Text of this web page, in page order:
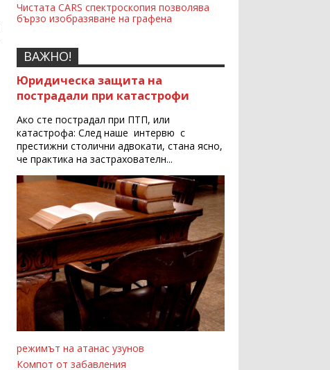
Чистата CARS спектроскопия позволява
бързо изобразяване на графена
ВАЖНО!
Юридическа защита на
пострадали при катастрофи
Ако сте пострадал при ПТП, или
катастрофа: След наше интервю с
престижни столични адвокати, стана ясно,
че практика на застрахователн...
режимът на атанас узунов
Компот от забавления